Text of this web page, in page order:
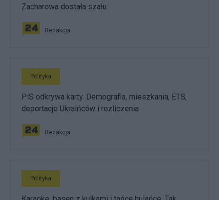
Zacharowa dostała szału
Redakcja
Polityka
PiS odkrywa karty. Demografia, mieszkania, ETS,
deportacje Ukraińców i rozliczenia
Redakcja
Polityka